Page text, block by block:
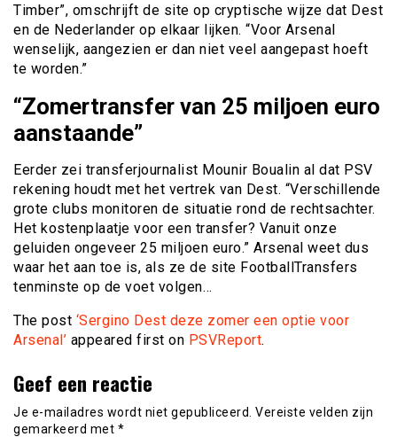
Timber”, omschrijft de site op cryptische wijze dat Dest
en de Nederlander op elkaar lijken. “Voor Arsenal
wenselijk, aangezien er dan niet veel aangepast hoeft
te worden.”
“Zomertransfer van 25 miljoen euro
aanstaande”
Eerder zei transferjournalist Mounir Boualin al dat PSV
rekening houdt met het vertrek van Dest. “Verschillende
grote clubs monitoren de situatie rond de rechtsachter.
Het kostenplaatje voor een transfer? Vanuit onze
geluiden ongeveer 25 miljoen euro.” Arsenal weet dus
waar het aan toe is, als ze de site FootballTransfers
tenminste op de voet volgen…
The post ‘Sergino Dest deze zomer een optie voor
Arsenal’ appeared first on PSVReport.
Geef een reactie
Je e-mailadres wordt niet gepubliceerd. Vereiste velden zijn
gemarkeerd met *